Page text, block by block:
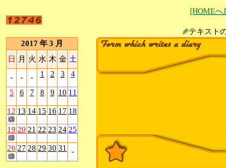
[HOMEへ
テキス
2017 年 3 月
日 月 火 水 木 金 土
- - - 1 2 3 4
5 6 7 8 9 10 11
12 13 14 15 16 17 18
19 20 21 22 23 24 25
26 27 28 29 30 31 -